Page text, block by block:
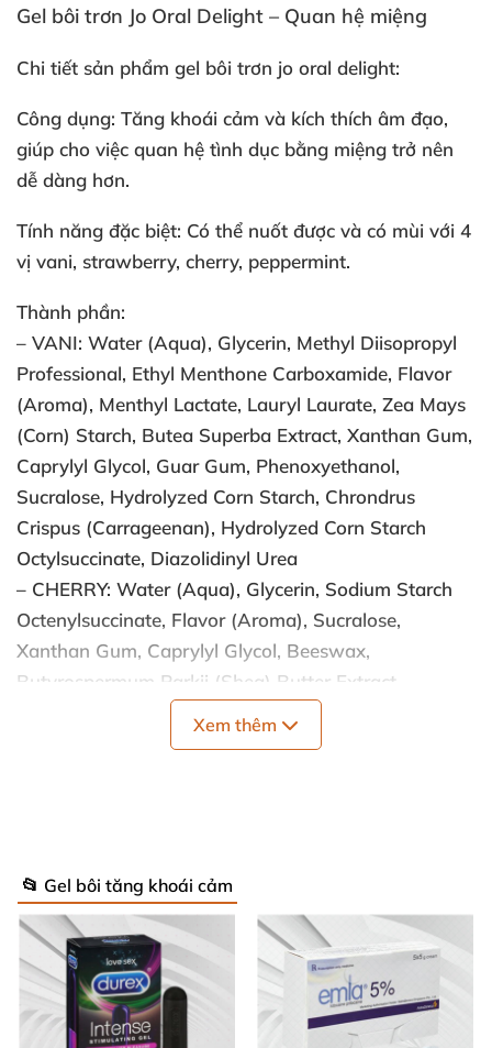
Gel bôi trơn Jo Oral Delight – Quan hệ miệng
Chi tiết sản phẩm gel bôi trơn jo oral delight:
Công dụng: Tăng khoái cảm và kích thích âm đạo,
giúp cho việc quan hệ tình dục bằng miệng trở nên
dễ dàng hơn.
Tính năng đặc biệt: Có thể nuốt được và có mùi với 4
vị vani, strawberry, cherry, peppermint.
Thành phần:
– VANI: Water (Aqua), Glycerin, Methyl Diisopropyl
Professional, Ethyl Menthone Carboxamide, Flavor
(Aroma), Menthyl Lactate, Lauryl Laurate, Zea Mays
(Corn) Starch, Butea Superba Extract, Xanthan Gum,
Caprylyl Glycol, Guar Gum, Phenoxyethanol,
Sucralose, Hydrolyzed Corn Starch, Chrondrus
Crispus (Carrageenan), Hydrolyzed Corn Starch
Octylsuccinate, Diazolidinyl Urea
– CHERRY: Water (Aqua), Glycerin, Sodium Starch
Octenylsuccinate, Flavor (Aroma), Sucralose,
Xanthan Gum, Caprylyl Glycol, Beeswax,
Butyrospermum Parkii (Shea) Butter Extract
, Menthol, Diazolidinyl Urea , Phenoxyethanol
Xanthan Gum, Caprylyl Glycol
Butyrospermum Parkii (Shea) Butter Extract,
Hydrated Silica, Mentha Piperita (Peppermint)
Extract , Menthol, Diazolidinyl Urea , Phenoxyethanol
Carrageenan, Butea Superba Extract, Cyamopsis
Xem thêm
📂 Gel bôi tăng khoái cảm